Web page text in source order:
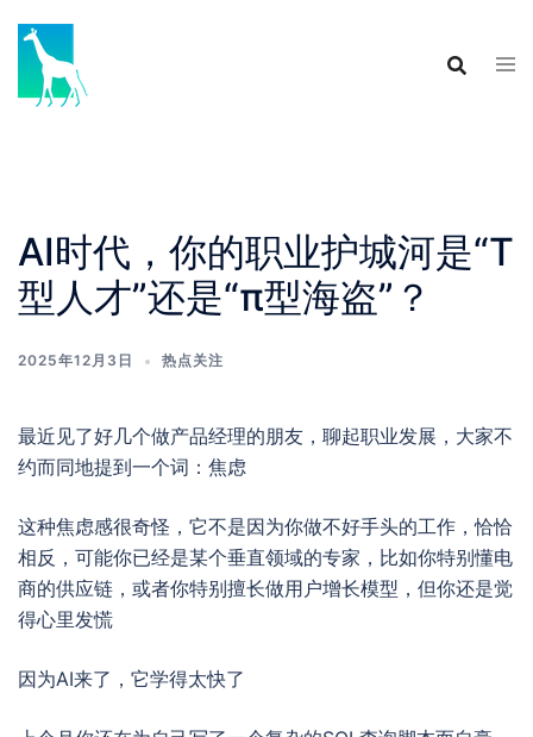
content
AI时代，你的职业护城河是“T
型人才”还是“π型海盗”？
2025年12月3日 热点关注
最近见了好几个做产品经理的朋友，聊起职业发展，大家不
约而同地提到一个词：焦虑
这种焦虑感很奇怪，它不是因为你做不好手头的工作，恰恰
相反，可能你已经是某个垂直领域的专家，比如你特别懂电
商的供应链，或者你特别擅长做用户增长模型，但你还是觉
得心里发慌
因为AI来了，它学得太快了